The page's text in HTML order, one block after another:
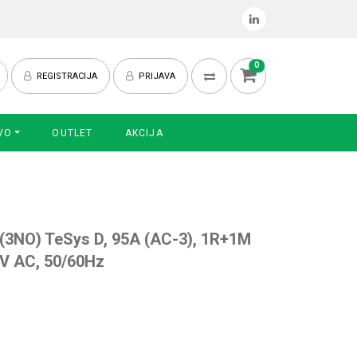
REGISTRACIJA PRIJAVA
0
OUTLET AKCIJA
TeSys D, 95A (AC-3), 1R+1M
AC, 50/60Hz